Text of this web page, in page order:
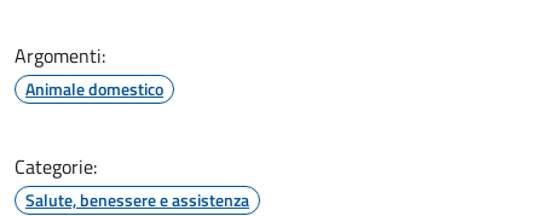
Argomenti:
Animale domestico
Categorie:
Salute, benessere e assistenza